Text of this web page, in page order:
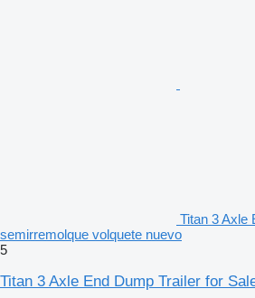
Titan 3 Axle
semirremolque volquete nuevo
5
Titan 3 Axle End Dump Trailer for